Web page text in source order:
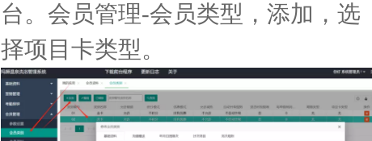
台。会员管理-会员类型，添加，选
择项目卡类型。